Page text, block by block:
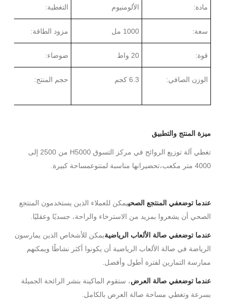
مادة: الألومنيوم التغطية:
سعة: 1000 مل مزود الطاقة:
قوة: 20 واط ضوضاء:
الوزن الصافي: 6.3 كجم حجم المنتج:
ميزة المنتج والتطبيق
تغطي آلة توزيع الروائح في مركز التسوق H5000 من 2500 إلى
4000 متر مكعب،
تحضير انها مناسبة لمتنوعمساحة كبيرة.
عندما توضعفي المنتجع الصحييمكن للعملاء الذين يستخدمون المنتجع
الصحي أن يشعروا بمزيد من الاسترخاء والراحة، جسديًا وعقليًا.
عندما توضعفي صالة الألعاب الرياضيةيمكن للأشخاص الذين يمارسون
الرياضة في صالة الألعاب الرياضية أن يكونوا أكثر نشاطًا ويمكنهم
ممارسة التمارين لفترة أطول وأفضل.
عندما توضعفي صالة العرض، ستقوم الماكينة بنشر الرائحة الجميلة
بسرعة وتغطي مساحة صالة العرض بالكامل.